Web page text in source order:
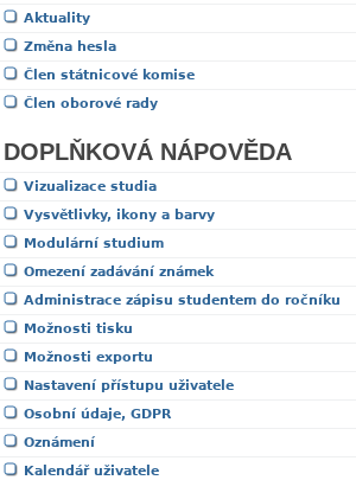
Aktuality
Změna hesla
Člen státnicové komise
Člen oborové rady
DOPLŇKOVÁ NÁPOVĚDA
Vizualizace studia
Vysvětlivky, ikony a barvy
Modulární studium
Omezení zadávání známek
Administrace zápisu studentem do ročníku
Možnosti tisku
Možnosti exportu
Nastavení přístupu uživatele
Osobní údaje, GDPR
Oznámení
Kalendář uživatele